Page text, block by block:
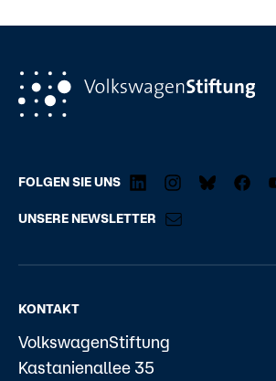
FOLGEN SIE UNS
UNSERE NEWSLETTER
KONTAKT
VolkswagenStiftung
Kastanienallee 35